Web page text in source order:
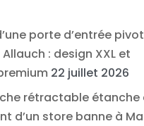
porte d’entrée
: design XXL et
22 juillet 2026
rétractable étanche
d’un store banne à